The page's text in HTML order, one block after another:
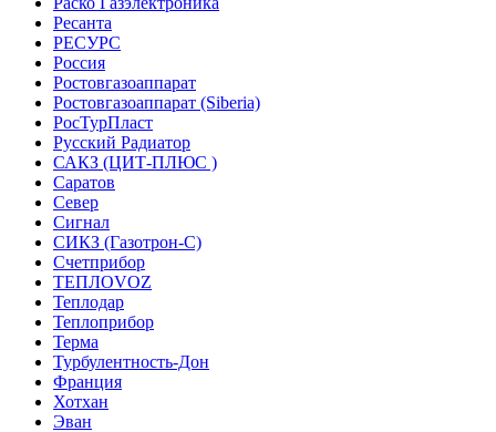
Ресанта
РЕСУРС
Россия
Ростовгазоаппарат
Ростовгазоаппарат (Siberia)
РосТурПласт
Русский Радиатор
САКЗ (ЦИТ-ПЛЮС )
Саратов
Север
Сигнал
СИКЗ (Газотрон-С)
Счетприбор
ТЕПЛОVOZ
Теплодар
Теплоприбор
Терма
Турбулентность-Дон
Франция
Хотхан
Эван